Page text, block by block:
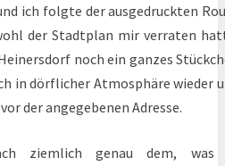
ich folgte der ausgedruckten
der Stadtplan mir verraten
noch ein ganzes
in dörflicher Atmosphäre wieder
der angegebenen Adresse.
ziemlich genau dem, was